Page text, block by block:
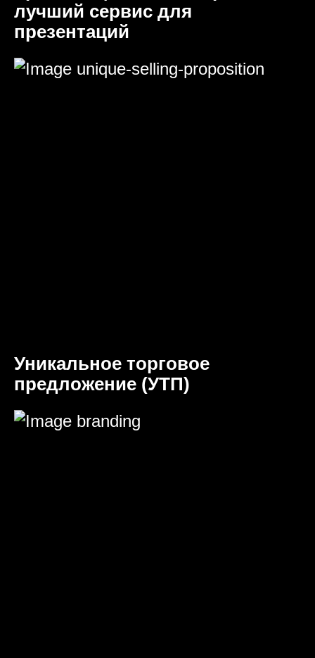
лучший сервис для
презентаций
Уникальное торговое
предложение (УТП)